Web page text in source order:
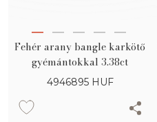
Fehér arany bangle karkötő
gyémántokkal 3.38ct
4946895 HUF